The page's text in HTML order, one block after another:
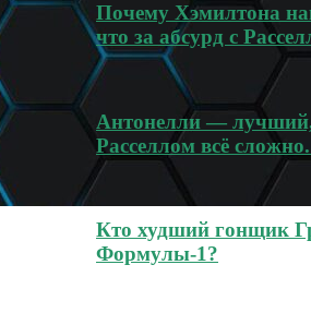
Почему Хэмилтона
что за абсурд с
Антонелли — лучший,
Расселлом всё
Кто худший гонщик
Формулы-1?